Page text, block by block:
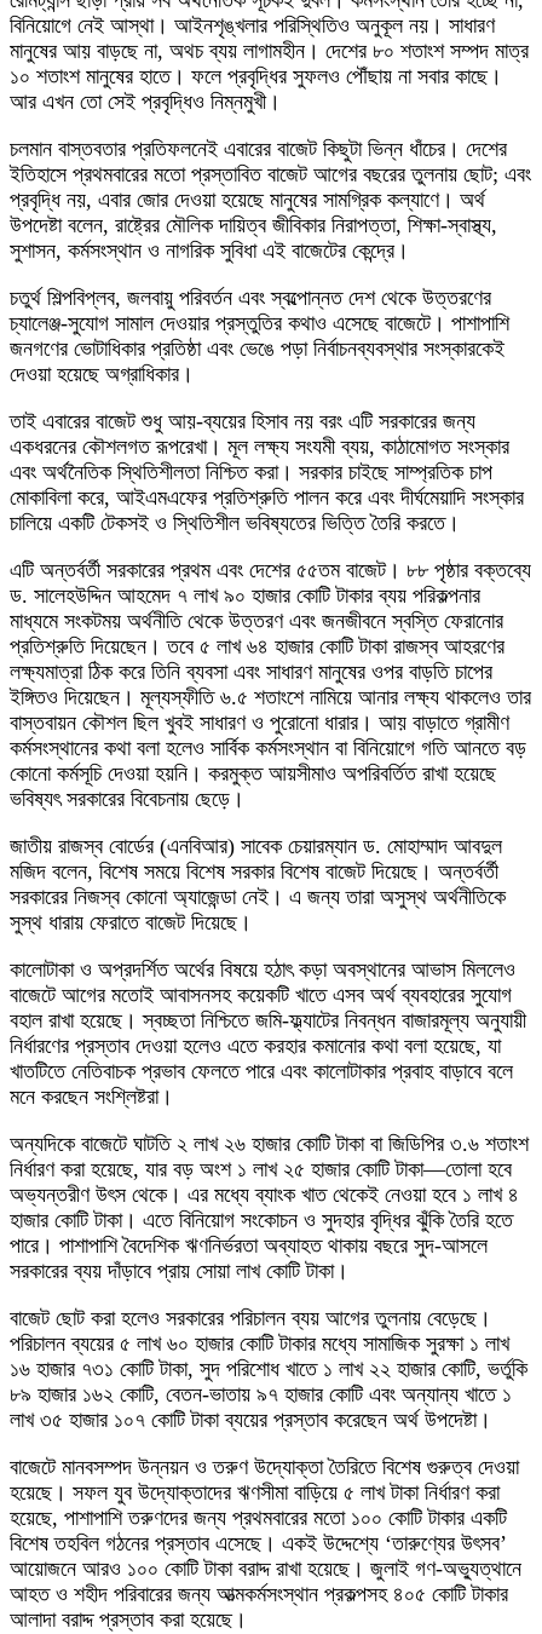
বিনিয়োগে নেই আস্থা। আইনশৃঙ্খলার পরিস্থিতিও অনুকূল নয়। সাধারণ
মানুষের আয় বাড়ছে না, অথচ ব্যয় লাগামহীন। দেশের ৮০ শতাংশ সম্পদ মাত্র
১০ শতাংশ মানুষের হাতে। ফলে প্রবৃদ্ধির সুফলও পৌঁছায় না সবার কাছে।
আর এখন তো সেই প্রবৃদ্ধিও নিম্নমুখী।
চলমান বাস্তবতার প্রতিফলনেই এবারের বাজেট কিছুটা ভিন্ন ধাঁচের। দেশের
ইতিহাসে প্রথমবারের মতো প্রস্তাবিত বাজেট আগের বছরের তুলনায় ছোট; এবং
প্রবৃদ্ধি নয়, এবার জোর দেওয়া হয়েছে মানুষের সামগ্রিক কল্যাণে। অর্থ
উপদেষ্টা বলেন, রাষ্ট্রের মৌলিক দায়িত্ব জীবিকার নিরাপত্তা, শিক্ষা-স্বাস্থ্য,
সুশাসন, কর্মসংস্থান ও নাগরিক সুবিধা এই বাজেটের কেন্দ্রে।
চতুর্থ শিল্পবিপ্লব, জলবায়ু পরিবর্তন এবং স্বল্পোন্নত দেশ থেকে উত্তরণের
চ্যালেঞ্জ-সুযোগ সামাল দেওয়ার প্রস্তুতির কথাও এসেছে বাজেটে। পাশাপাশি
জনগণের ভোটাধিকার প্রতিষ্ঠা এবং ভেঙে পড়া নির্বাচনব্যবস্থার সংস্কারকেই
দেওয়া হয়েছে অগ্রাধিকার।
তাই এবারের বাজেট শুধু আয়-ব্যয়ের হিসাব নয় বরং এটি সরকারের জন্য
একধরনের কৌশলগত রূপরেখা। মূল লক্ষ্য সংযমী ব্যয়, কাঠামোগত সংস্কার
এবং অর্থনৈতিক স্থিতিশীলতা নিশ্চিত করা। সরকার চাইছে সাম্প্রতিক চাপ
মোকাবিলা করে, আইএমএফের প্রতিশ্রুতি পালন করে এবং দীর্ঘমেয়াদি সংস্কার
চালিয়ে একটি টেকসই ও স্থিতিশীল ভবিষ্যতের ভিত্তি তৈরি করতে।
এটি অন্তর্বর্তী সরকারের প্রথম এবং দেশের ৫৫তম বাজেট। ৮৮ পৃষ্ঠার বক্তব্যে
ড. সালেহউদ্দিন আহমেদ ৭ লাখ ৯০ হাজার কোটি টাকার ব্যয় পরিকল্পনার
মাধ্যমে সংকটময় অর্থনীতি থেকে উত্তরণ এবং জনজীবনে স্বস্তি ফেরানোর
প্রতিশ্রুতি দিয়েছেন। তবে ৫ লাখ ৬৪ হাজার কোটি টাকা রাজস্ব আহরণের
লক্ষ্যমাত্রা ঠিক করে তিনি ব্যবসা এবং সাধারণ মানুষের ওপর বাড়তি চাপের
ইঙ্গিতও দিয়েছেন। মূল্যস্ফীতি ৬.৫ শতাংশে নামিয়ে আনার লক্ষ্য থাকলেও তার
বাস্তবায়ন কৌশল ছিল খুবই সাধারণ ও পুরোনো ধারার। আয় বাড়াতে গ্রামীণ
কর্মসংস্থানের কথা বলা হলেও সার্বিক কর্মসংস্থান বা বিনিয়োগে গতি আনতে বড়
কোনো কর্মসূচি দেওয়া হয়নি। করমুক্ত আয়সীমাও অপরিবর্তিত রাখা হয়েছে
ভবিষ্যৎ সরকারের বিবেচনায় ছেড়ে।
জাতীয় রাজস্ব বোর্ডের (এনবিআর) সাবেক চেয়ারম্যান ড. মোহাম্মাদ আবদুল
মজিদ বলেন, বিশেষ সময়ে বিশেষ সরকার বিশেষ বাজেট দিয়েছে। অন্তর্বর্তী
সরকারের নিজস্ব কোনো অ্যাজেন্ডা নেই। এ জন্য তারা অসুস্থ অর্থনীতিকে
সুস্থ ধারায় ফেরাতে বাজেট দিয়েছে।
কালোটাকা ও অপ্রদর্শিত অর্থের বিষয়ে হঠাৎ কড়া অবস্থানের আভাস মিললেও
বাজেটে আগের মতোই আবাসনসহ কয়েকটি খাতে এসব অর্থ ব্যবহারের সুযোগ
বহাল রাখা হয়েছে। স্বচ্ছতা নিশ্চিতে জমি-ফ্ল্যাটের নিবন্ধন বাজারমূল্য অনুযায়ী
নির্ধারণের প্রস্তাব দেওয়া হলেও এতে করহার কমানোর কথা বলা হয়েছে, যা
খাতটিতে নেতিবাচক প্রভাব ফেলতে পারে এবং কালোটাকার প্রবাহ বাড়াবে বলে
মনে করছেন সংশ্লিষ্টরা।
অন্যদিকে বাজেটে ঘাটতি ২ লাখ ২৬ হাজার কোটি টাকা বা জিডিপির ৩.৬ শতাংশ
নির্ধারণ করা হয়েছে, যার বড় অংশ ১ লাখ ২৫ হাজার কোটি টাকা—তোলা হবে
অভ্যন্তরীণ উৎস থেকে। এর মধ্যে ব্যাংক খাত থেকেই নেওয়া হবে ১ লাখ ৪
হাজার কোটি টাকা। এতে বিনিয়োগ সংকোচন ও সুদহার বৃদ্ধির ঝুঁকি তৈরি হতে
পারে। পাশাপাশি বৈদেশিক ঋণনির্ভরতা অব্যাহত থাকায় বছরে সুদ-আসলে
সরকারের ব্যয় দাঁড়াবে প্রায় সোয়া লাখ কোটি টাকা।
বাজেট ছোট করা হলেও সরকারের পরিচালন ব্যয় আগের তুলনায় বেড়েছে।
পরিচালন ব্যয়ের ৫ লাখ ৬০ হাজার কোটি টাকার মধ্যে সামাজিক সুরক্ষা ১ লাখ
১৬ হাজার ৭৩১ কোটি টাকা, সুদ পরিশোধ খাতে ১ লাখ ২২ হাজার কোটি, ভর্তুকি
৮৯ হাজার ১৬২ কোটি, বেতন-ভাতায় ৯৭ হাজার কোটি এবং অন্যান্য খাতে ১
লাখ ৩৫ হাজার ১০৭ কোটি টাকা ব্যয়ের প্রস্তাব করেছেন অর্থ উপদেষ্টা।
বাজেটে মানবসম্পদ উন্নয়ন ও তরুণ উদ্যোক্তা তৈরিতে বিশেষ গুরুত্ব দেওয়া
হয়েছে। সফল যুব উদ্যোক্তাদের ঋণসীমা বাড়িয়ে ৫ লাখ টাকা নির্ধারণ করা
হয়েছে, পাশাপাশি তরুণদের জন্য প্রথমবারের মতো ১০০ কোটি টাকার একটি
বিশেষ তহবিল গঠনের প্রস্তাব এসেছে। একই উদ্দেশ্যে ‘তারুণ্যের উৎসব’
আয়োজনে আরও ১০০ কোটি টাকা বরাদ্দ রাখা হয়েছে। জুলাই গণ-অভ্যুত্থানে
আহত ও শহীদ পরিবারের জন্য আত্মকর্মসংস্থান প্রকল্পসহ ৪০৫ কোটি টাকার
আলাদা বরাদ্দ প্রস্তাব করা হয়েছে।